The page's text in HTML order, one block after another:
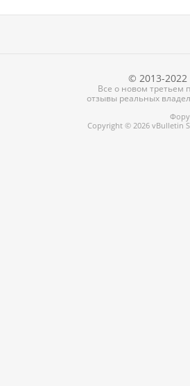
© 2013-2022
Все о новом третьем
отзывы реальных
Copyright © 2026 vBulletin